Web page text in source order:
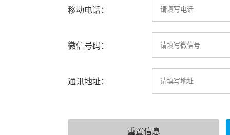
移动电话：
微信号码：
通讯地址：